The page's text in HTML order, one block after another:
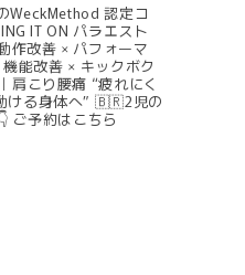
WeckMethod 認定コ
IT ON パラエスト
作改善 × パフォーマ
機能改善 × キックボク
肩こり腰痛 “疲れにく
ける身体へ” 🇧🇷2児の
ご予約はこちら